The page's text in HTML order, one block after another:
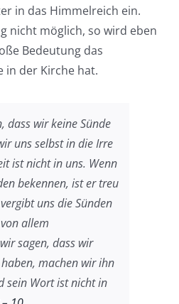
in das Himmelreich ein.
nicht möglich, so wird eben
Bedeutung das
in der Kirche hat.
dass wir keine Sünde
uns selbst in die Irre
ist nicht in uns. Wenn
bekennen, ist er treu
uns die Sünden
allem
sagen, dass wir
machen wir ihn
sein Wort ist nicht in